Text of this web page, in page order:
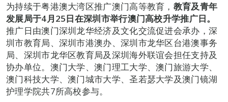
为持续于粤港澳大湾区推广澳门高等教育， 教育及青年
发展局于4月25日在深圳市举行澳门高校升学推广日。
推广日由澳门深圳龙华经济及文化交流促进会承办，深
圳市教育局、深圳市港澳办、深圳市龙华区台港澳事务
局、深圳市龙华区教育局及深圳海外联谊会担任支持及
协办单位。澳门大学、澳门理工大学、澳门旅游大学、
澳门科技大学、澳门城市大学、圣若瑟大学及澳门镜湖
护理学院共7所高校参与。